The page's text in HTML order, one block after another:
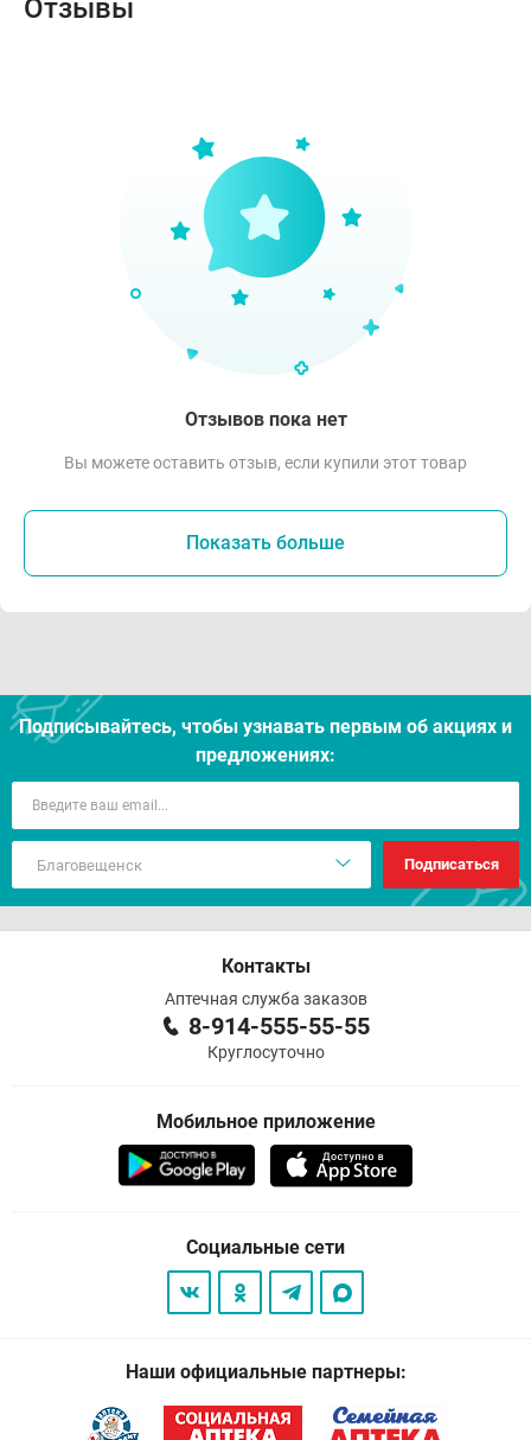
Отзывы
Отзывов пока нет
Вы можете оставить отзыв, если купили этот товар
Показать больше
Подписывайтесь, чтобы узнавать первым об акцияx и
предложениях:
Подписаться
Контакты
Аптечная служба заказов
8-914-555-55-55
Круглосуточно
Мобильное приложение
Социальные сети
Наши официальные партнеры: